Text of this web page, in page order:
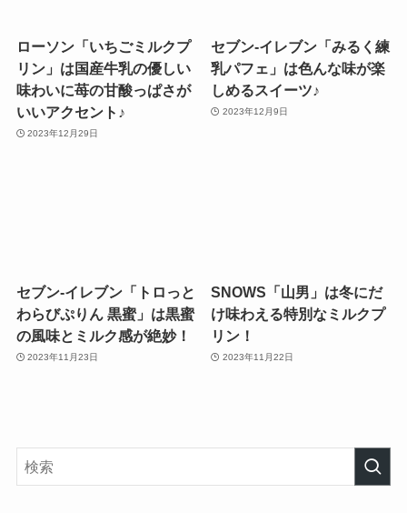
ローソン「いちごミルクプ
リン」は国産牛乳の優しい
味わいに苺の甘酸っぱさが
いいアクセント♪
2023年12月29日
セブン-イレブン「みるく練
乳パフェ」は色んな味が楽
しめるスイーツ♪
2023年12月9日
セブン-イレブン「トロっと
わらびぷりん 黒蜜」は黒蜜
の風味とミルク感が絶妙！
2023年11月23日
SNOWS「山男」は冬にだ
け味わえる特別なミルクプ
リン！
2023年11月22日